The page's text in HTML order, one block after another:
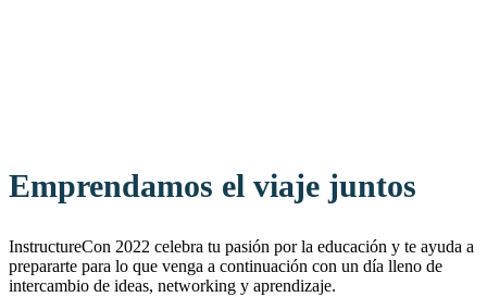
Emprendamos el viaje juntos
InstructureCon 2022 celebra tu pasión por la educación y te ayuda a
prepararte para lo que venga a continuación con un día lleno de
intercambio de ideas, networking y aprendizaje.